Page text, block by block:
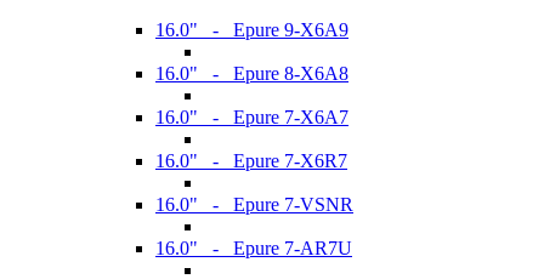
16.0" - Epure 9-X6A9
16.0" - Epure 8-X6A8
16.0" - Epure 7-X6A7
16.0" - Epure 7-X6R7
16.0" - Epure 7-VSNR
16.0" - Epure 7-AR7U